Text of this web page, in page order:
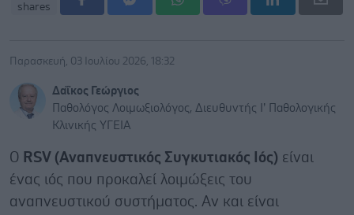
shares
Παρασκευή, 03 Ιουλίου 2026, 18:32
Δαΐκος Γεώργιος
Παθολόγος Λοιμωξιολόγος, Διευθυντής Ι’ Παθολογικής
Κλινικής ΥΓΕΙΑ
Ο RSV (Αναπνευστικός Συγκυτιακός Ιός) είναι
ένας ιός που προκαλεί λοιμώξεις του
αναπνευστικού συστήματος. Αν και είναι